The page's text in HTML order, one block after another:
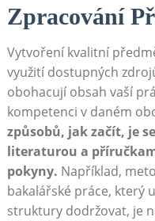
Zpracování
Vytvoření kvalitní
využití ​dostupných
obohacují obsah vaší
kompetenci v daném
způsobů, jak začít,⁢ je
literaturou a
‌pokyny. ⁣Například,
‍bakalářské práce, který
struktury dodržovat, je